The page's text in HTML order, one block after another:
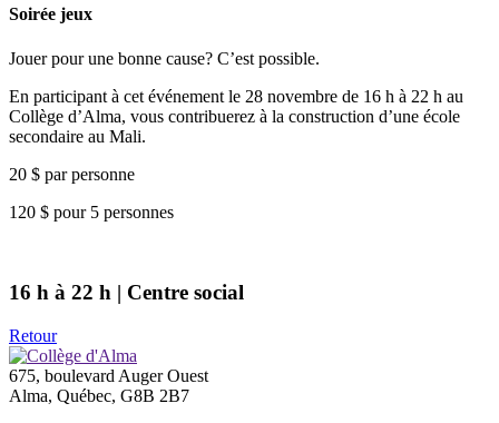
Soirée jeux
Jouer pour une bonne cause? C’est possible.
En participant à cet événement le 28 novembre de 16 h à 22 h au
Collège d’Alma, vous contribuerez à la construction d’une école
secondaire au Mali.
20 $ par personne
120 $ pour 5 personnes
16 h à 22 h | Centre social
Retour
675, boulevard Auger Ouest
Alma, Québec, G8B 2B7